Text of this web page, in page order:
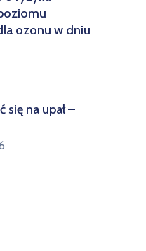
ozonu w dniu
się na upał –